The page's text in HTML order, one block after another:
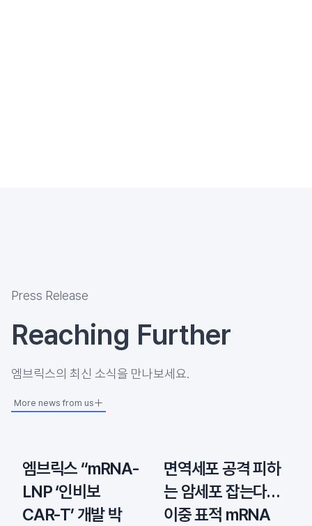
Press Release
Reaching Further
​엠브릭스의 최신 소식을 만나보세요.
More news from us
엠브릭스 “mRNA-
LNP ‘인비보
CAR-T’ 개발 박
면역세포 공격 피하
는 암세포 잡는다…
이중 표적 mRNA